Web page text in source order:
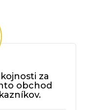
za
obchod